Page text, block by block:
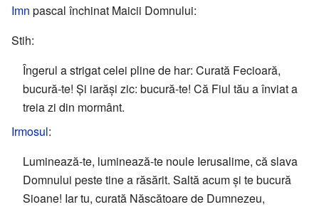
Imn pascal închinat Maicii Domnului:
Stih:
Îngerul a strigat celei pline de har: Curată Fecioară,
bucură-te! Și iarăși zic: bucură-te! Că Fiul tău a înviat a
treia zi din mormânt.
Irmosul:
Luminează-te, luminează-te noule Ierusalime, că slava
Domnului peste tine a răsărit. Saltă acum și te bucură
Sioane! Iar tu, curată Născătoare de Dumnezeu,